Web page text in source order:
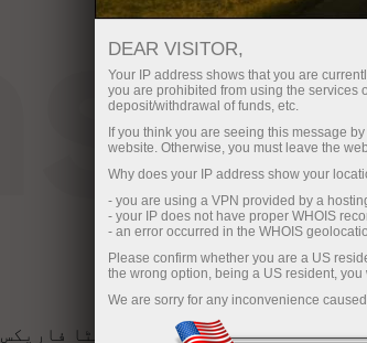
انسٹا
DEAR VISITOR,
Your IP address shows that you are
you are prohibited from using the services
deposit/withdrawal of funds, etc.
If you think you are seeing this message
website. Otherwise, you must leave the
Why does your IP address show your
- you are using a VPN provided by a
- your IP does not have proper WHOIS
- an error occurred in the WHOIS
Please confirm whether you are a US
the wrong option, being a US resident,
We are sorry for any inconvenience